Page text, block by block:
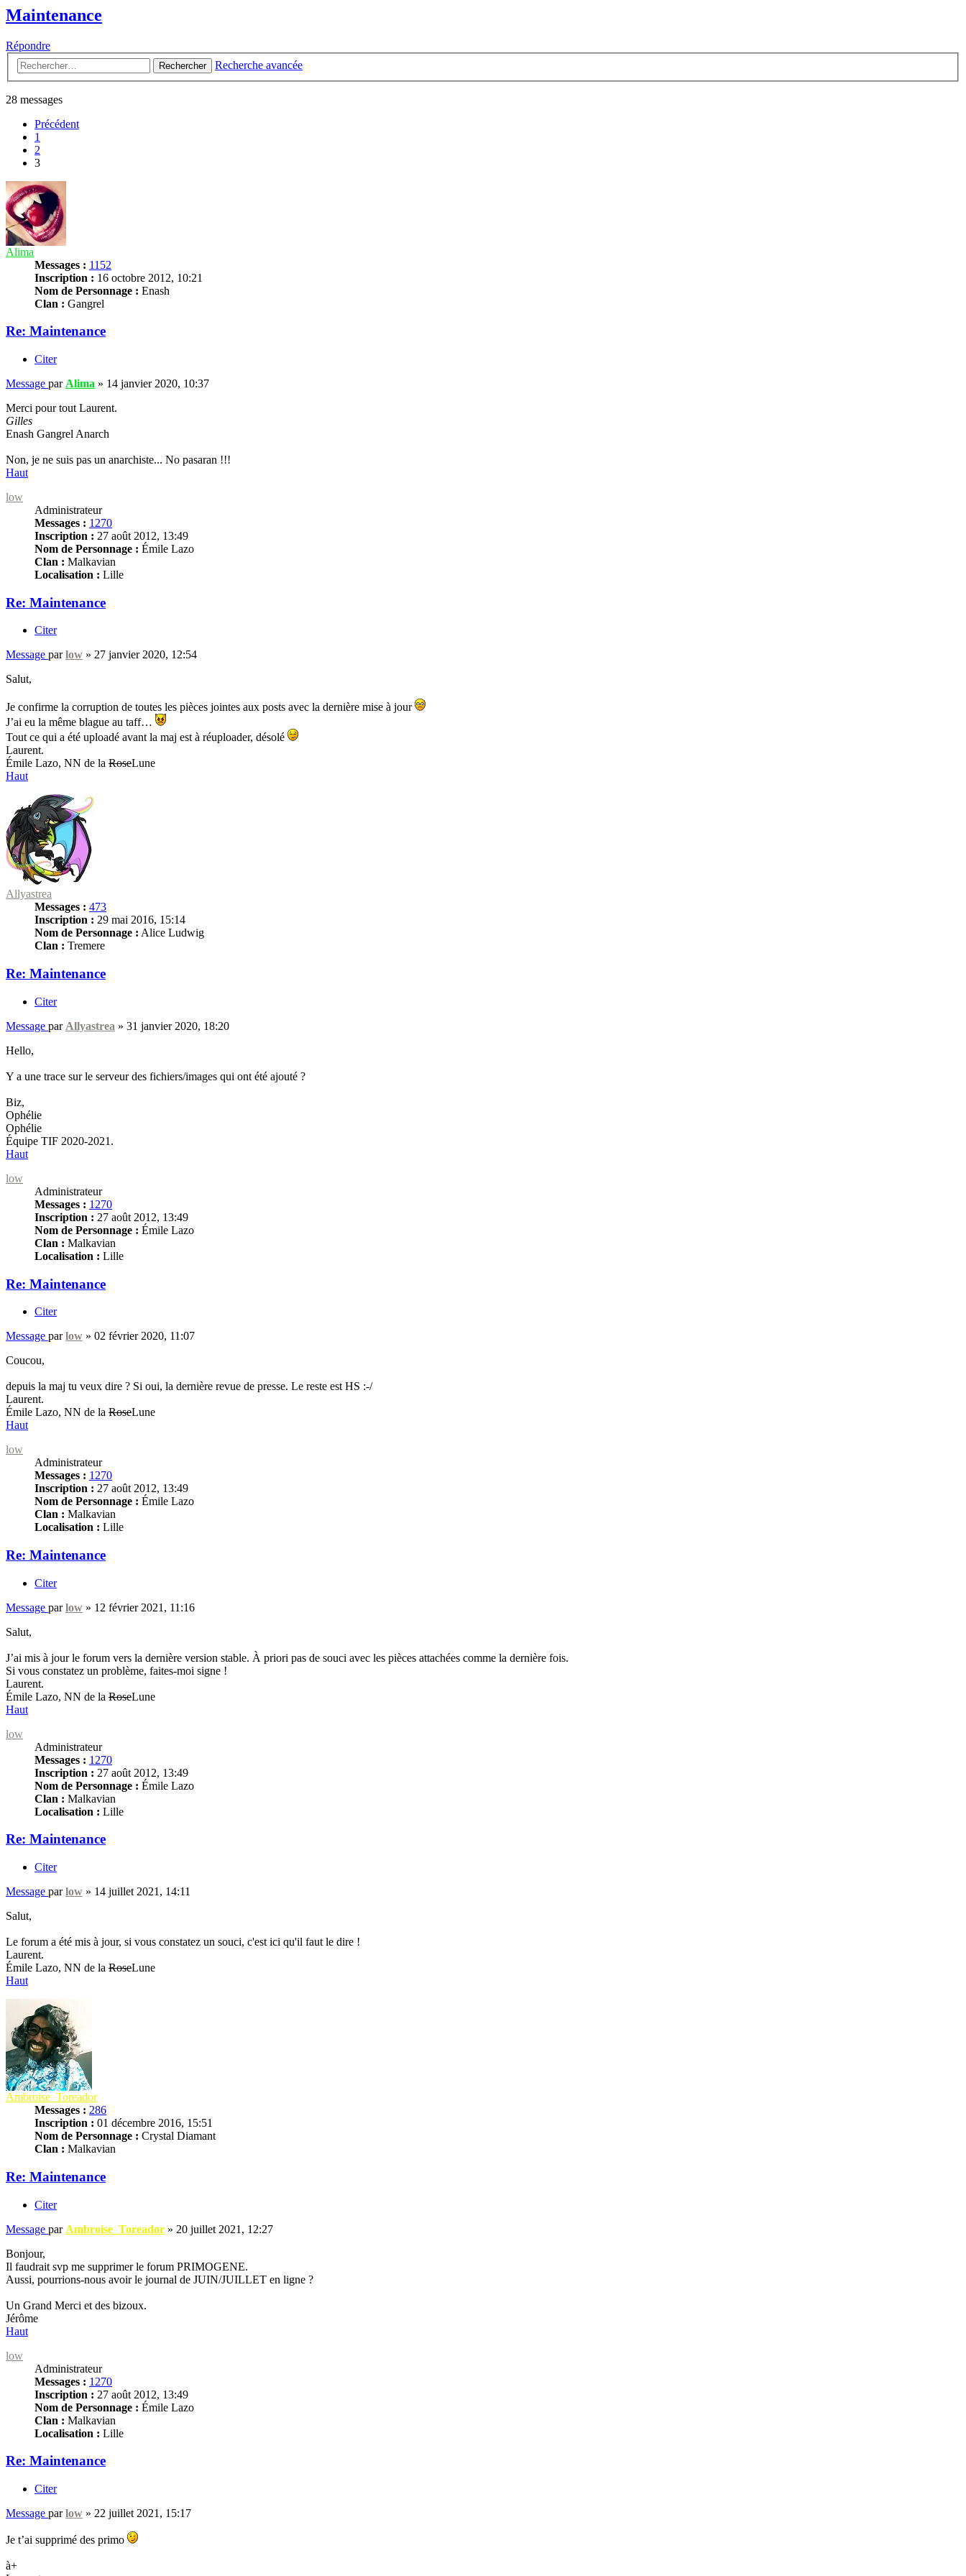
Maintenance
Répondre
Rechercher Recherche avancée
28 messages
Précédent
1
2
3
Alima
Messages : 1152
Inscription : 16 octobre 2012, 10:21
Nom de Personnage : Enash
Clan : Gangrel
Re: Maintenance
Citer
Message par Alima » 14 janvier 2020, 10:37
Merci pour tout Laurent.
Gilles
Enash Gangrel Anarch
Non, je ne suis pas un anarchiste... No pasaran !!!
Haut
low
Administrateur
Messages : 1270
Inscription : 27 août 2012, 13:49
Nom de Personnage : Émile Lazo
Clan : Malkavian
Localisation : Lille
Re: Maintenance
Citer
Message parlow » 27 janvier 2020, 12:54
Salut,
Je confirme la corruption de toutes les pièces jointes aux posts avec la dernière mise à jour
J’ai eu la même blague au taff…
Tout ce qui a été uploadé avant la maj est à réuploader, désolé
Laurent.
Émile Lazo, NN de la RoseLune
Haut
Allyastrea
Messages : 473
Inscription : 29 mai 2016, 15:14
Nom de Personnage : Alice Ludwig
Clan : Tremere
Re: Maintenance
Citer
Message par Allyastrea » 31 janvier 2020, 18:20
Hello,
Y a une trace sur le serveur des fichiers/images qui ont été ajouté ?
Biz,
Ophélie
Ophélie
Équipe TIF 2020-2021.
Haut
low
Administrateur
Messages : 1270
Inscription : 27 août 2012, 13:49
Nom de Personnage : Émile Lazo
Clan : Malkavian
Localisation : Lille
Re: Maintenance
Citer
Message parlow » 02 février 2020, 11:07
Coucou,
depuis la maj tu veux dire ? Si oui, la dernière revue de presse. Le reste est HS :-/
Laurent.
Émile Lazo, NN de la RoseLune
Haut
low
Administrateur
Messages : 1270
Inscription : 27 août 2012, 13:49
Nom de Personnage : Émile Lazo
Clan : Malkavian
Localisation : Lille
Re: Maintenance
Citer
Message parlow » 12 février 2021, 11:16
Salut,
J’ai mis à jour le forum vers la dernière version stable. À priori pas de souci avec les pièces attachées comme la dernière fois.
Si vous constatez un problème, faites-moi signe !
Laurent.
Émile Lazo, NN de la RoseLune
Haut
low
Administrateur
Messages : 1270
Inscription : 27 août 2012, 13:49
Nom de Personnage : Émile Lazo
Clan : Malkavian
Localisation : Lille
Re: Maintenance
Citer
Message parlow » 14 juillet 2021, 14:11
Salut,
Le forum a été mis à jour, si vous constatez un souci, c'est ici qu'il faut le dire !
Laurent.
Émile Lazo, NN de la RoseLune
Haut
Ambroise_Toreador
Messages : 286
Inscription : 01 décembre 2016, 15:51
Nom de Personnage : Crystal Diamant
Clan : Malkavian
Re: Maintenance
Citer
Message par Ambroise_Toreador » 20 juillet 2021, 12:27
Bonjour,
Il faudrait svp me supprimer le forum PRIMOGENE.
Aussi, pourrions-nous avoir le journal de JUIN/JUILLET en ligne ?
Un Grand Merci et des bizoux.
Jérôme
Haut
low
Administrateur
Messages : 1270
Inscription : 27 août 2012, 13:49
Nom de Personnage : Émile Lazo
Clan : Malkavian
Localisation : Lille
Re: Maintenance
Citer
Message parlow » 22 juillet 2021, 15:17
Je t’ai supprimé des primo
à+